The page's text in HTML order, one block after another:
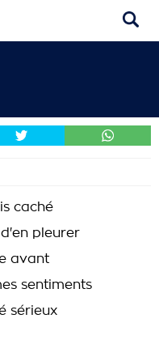
caché
pleurer
avant
sentiments
sérieux